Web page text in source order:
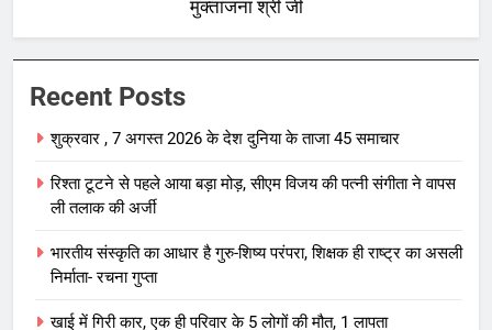
मुक्तांजना श्री जी
Recent Posts
शुक्रवार , 7 अगस्त 2026 के देश दुनिया के ताजा 45 समाचार
रिश्ता टूटने से पहले आया बड़ा मोड़, सीएम विजय की पत्नी संगीता ने वापस
ली तलाक की अर्जी
भारतीय संस्कृति का आधार है गुरु-शिष्य परंपरा, शिक्षक ही राष्ट्र का असली
निर्माता- रचना गुप्ता
खाई में गिरी कार, एक ही परिवार के 5 लोगों की मौत, 1 लापता